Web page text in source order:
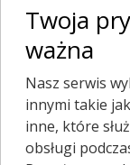
dr n. med. Sylwia
LEKARZ
Badanie USG
Konsultacja
Konsultacja
Twoja
ważna
Nasz serwis
innymi takie
inne, które
obsługi